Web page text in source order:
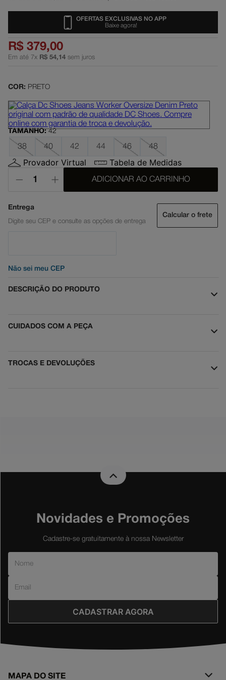
OFERTAS EXCLUSIVAS NO APP
Baixe agora!
R$ 379,00
Em até 7x R$ 54,14 sem juros
COR: PRETO
TAMANHO: 42
38 40 42 44 46 48
Provador Virtual Tabela de Medidas
ADICIONAR AO CARRINHO
Não sei meu CEP
Calcular o frete
DESCRIÇÃO DO PRODUTO
CUIDADOS COM A PEÇA
TROCAS E DEVOLUÇÕES
Novidades e Promoções
Cadastre-se gratuitamente à nossa Newsletter
CADASTRAR AGORA
MAPA DO SITE
6º boné
7º moletom
9º court graffik
10º anvil